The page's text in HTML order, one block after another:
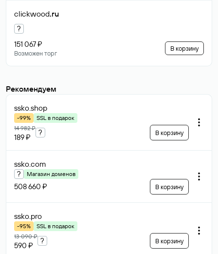
clickwood.ru
?
151 067 ₽
Возможен торг
В корзину
Рекомендуем
ssko.shop
-99%
SSL в подарок
14 982 ₽
189 ₽
? В корзину
ssko.com
? Магазин доменов
508 660 ₽ В корзину
ssko.pro
-95%
SSL в подарок
13 090 ₽
590 ₽
? В корзину